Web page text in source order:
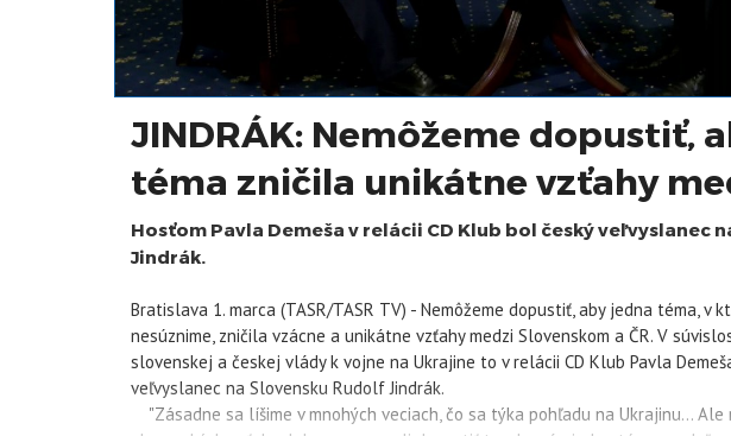
JINDRÁK: Nemôžeme dopustiť,
téma zničila unikátne vzťahy
Hosťom Pavla Demeša v relácii CD Klub bol český veľvyslanec
Jindrák.
Bratislava 1. marca (TASR/TASR TV) - Nemôžeme dopustiť, aby jedna téma, v
nesúznime, zničila vzácne a unikátne vzťahy medzi Slovenskom a ČR. V
slovenskej a českej vlády k vojne na Ukrajine to v relácii CD Klub Pavla
veľvyslanec na Slovensku Rudolf Jindrák.
"Zásadne sa líšime v mnohých veciach, čo sa týka pohľadu na Ukrajinu... Ale